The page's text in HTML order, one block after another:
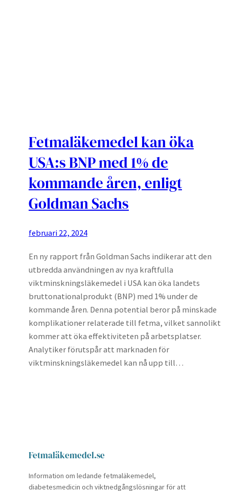
Fetmaläkemedel kan öka
USA:s BNP med 1% de
kommande åren, enligt
Goldman Sachs
februari 22, 2024
En ny rapport från Goldman Sachs indikerar att den
utbredda användningen av nya kraftfulla
viktminskningsläkemedel i USA kan öka landets
bruttonationalprodukt (BNP) med 1% under de
kommande åren. Denna potential beror på minskade
komplikationer relaterade till fetma, vilket sannolikt
kommer att öka effektiviteten på arbetsplatser.
Analytiker förutspår att marknaden för
viktminskningsläkemedel kan nå upp till…
Fetmaläkemedel.se
Information om ledande fetmaläkemedel,
diabetesmedicin och viktnedgångslösningar för att